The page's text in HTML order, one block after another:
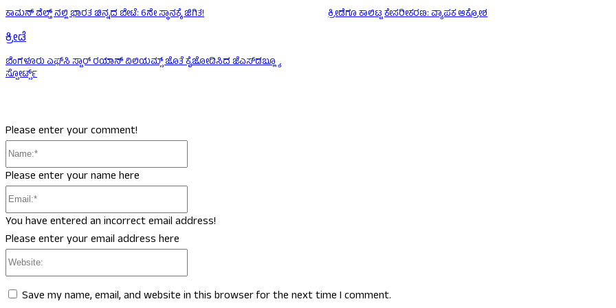
ಕಾಮನ್ ವೆಲ್ತ್ ನಲ್ಲಿ ಭಾರತ ಚಿನ್ನದ ಬೇಟೆ: 6ನೇ ಸ್ಥಾನಕ್ಕೆ ಜಿಗಿತ! ಕ್ರೀಡೆಗೂ ಕಾಲಿಟ್ಟ ಕೇಸರೀಕರಣ: ವ್ಯಾಪಕ ಆಕ್ರೋಶ
ಕ್ರೀಡೆ
ಬೆಂಗಳೂರು ಎಫ್‌ಸಿ ಸ್ಟಾರ್ ರಯಾನ್ ವಿಲಿಯಮ್ಸ್ ಜೊತೆ ಕೈಜೋಡಿಸಿದ ಜೆಎಸ್‌ಡಬ್ಲ್ಯೂ
ಸ್ಪೋರ್ಟ್ಸ್
Please enter your comment!
Please enter your name here
You have entered an incorrect email address!
Please enter your email address here
Save my name, email, and website in this browser for the next time I comment.